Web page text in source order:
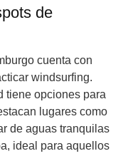
de
cuenta con
windsurfing.
tiene opciones para
lugares como
de aguas tranquilas
ideal para aquellos